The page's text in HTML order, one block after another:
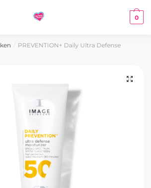
0
PREVENTION+ Daily Ultra Defense